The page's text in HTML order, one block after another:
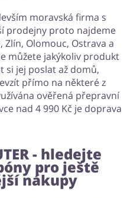
moravská firma s
prodejny proto najdeme
Zlín, Olomouc, Ostrava a
můžete jakýkoliv produkt
si jej poslat až domů,
přímo na některé z
ověřená přepravní
nad 4 990 Kč je doprava
- hledejte
pro ještě
nákupy